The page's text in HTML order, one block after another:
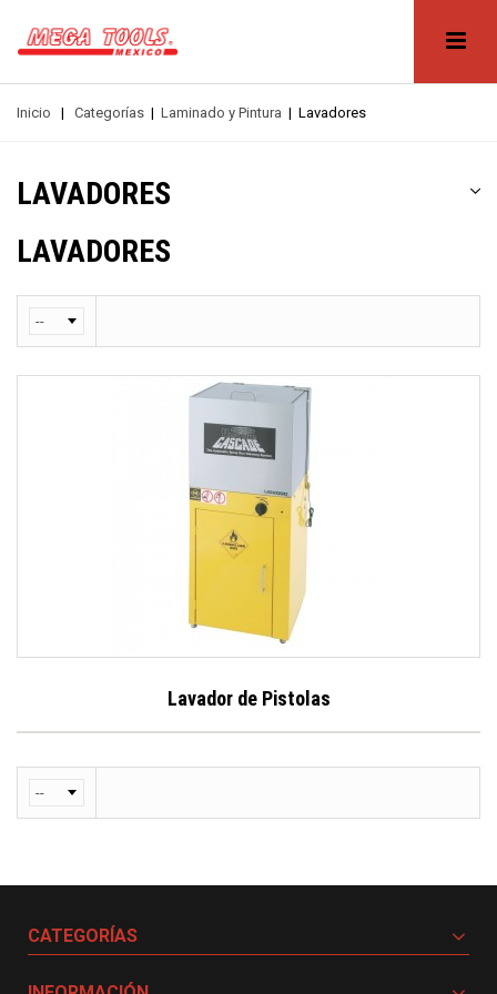
Inicio | Categorías | Laminado y Pintura | Lavadores
LAVADORES
LAVADORES
Lavador de Pistolas
CATEGORÍAS